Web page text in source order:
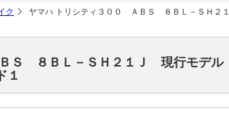
ク ヤマハ トリシティ３００ ＡＢＳ ８ＢＬ－ＳＨ２
Ｓ ８ＢＬ－ＳＨ２１Ｊ 現行モデ
１